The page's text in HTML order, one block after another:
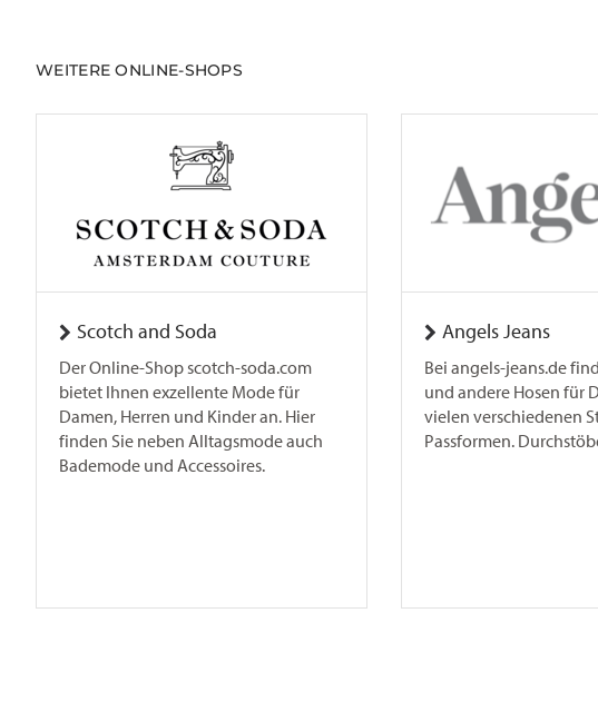
WEITERE ONLINE-SHOPS
Scotch and Soda
Der Online-Shop scotch-soda.com
bietet Ihnen exzellente Mode für
Damen, Herren und Kinder an. Hier
finden Sie neben Alltagsmode auch
Bademode und Accessoires.
Angels Jeans
Bei angels-jeans.de
und andere Hosen für
vielen verschiedenen
Passformen.